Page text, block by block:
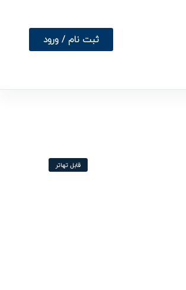
ثبت نام / ورود
قابل تهاتر